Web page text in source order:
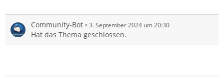
Community-Bot 3. September 2024 um 20:30
Hat das Thema geschlossen.